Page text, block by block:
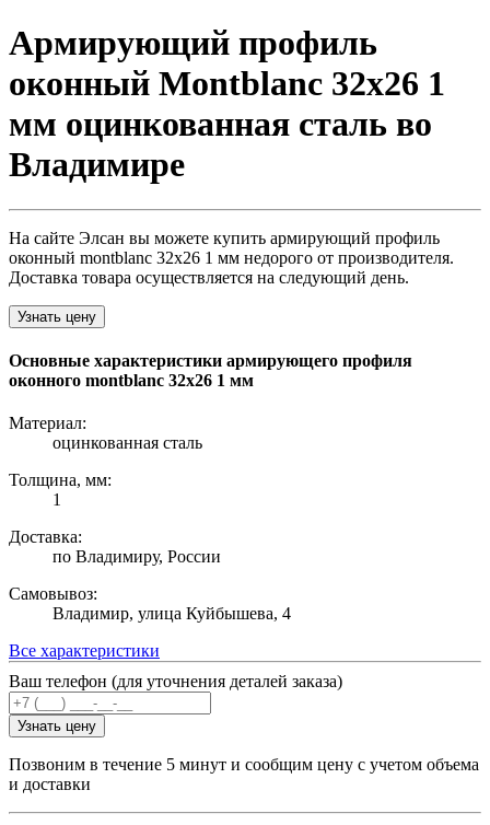
Армирующий профиль
оконный Montblanc 32х26 1
мм оцинкованная сталь во
Владимире
На сайте Элсан вы можете купить армирующий профиль
оконный montblanc 32х26 1 мм недорого от производителя.
Доставка товара осуществляется на следующий день.
Узнать цену
Основные характеристики армирующего профиля
оконного montblanc 32х26 1 мм
Материал:
оцинкованная сталь
Толщина, мм:
1
Доставка:
по Владимиру, России
Самовывоз:
Владимир, улица Куйбышева, 4
Все характеристики
Ваш телефон (для уточнения деталей заказа)
Узнать цену
Позвоним в течение 5 минут и сообщим цену с учетом объема
и доставки